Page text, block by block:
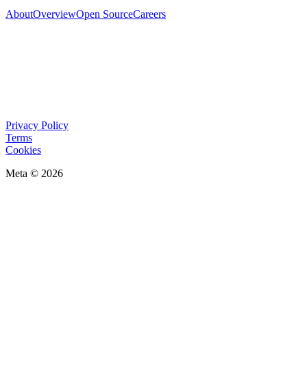
AboutOverviewOpen SourceCareers
Privacy Policy
Terms
Cookies
Meta © 2026